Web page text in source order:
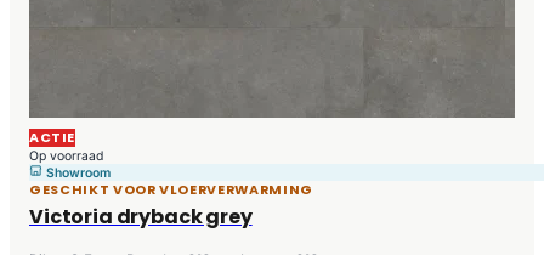
ACTIE
Op voorraad
Showroom
GESCHIKT VOOR VLOERVERWARMING
Victoria dryback grey